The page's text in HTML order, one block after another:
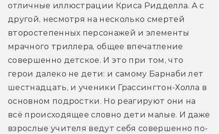
отличные иллюстрации Криса Ридделла. А с
другой, несмотря на несколько смертей
второстепенных персонажей и элементы
мрачного триллера, общее впечатление
совершенно детское. И это при том, что
герои далеко не дети: и самому Барнаби лет
шестнадцать, и ученики Грассингтон-Холла в
основном подростки. Но реагируют они на
всё происходящее словно дети малые. И даже
взрослые учителя ведут себя совершенно по-